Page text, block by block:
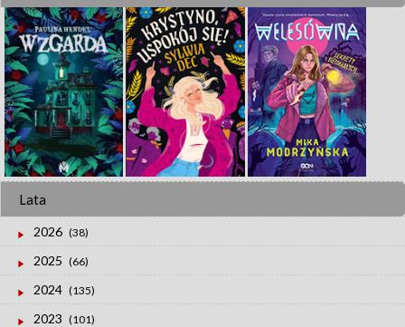
Lata
2026 (38)
2025 (66)
2024 (135)
2023 (101)